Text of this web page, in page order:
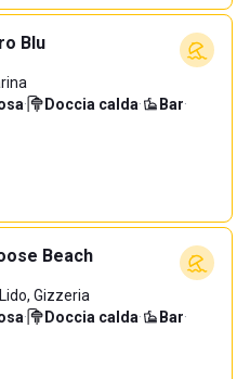
Blu
· Doccia calda· Bar·
Beach
Gizzeria
· Doccia calda· Bar·